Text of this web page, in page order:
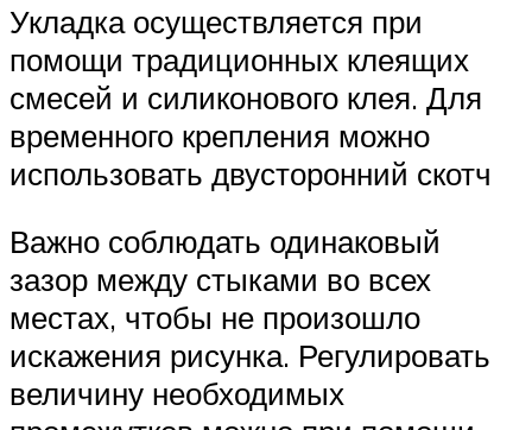
Укладка осуществляется при
помощи традиционных клеящих
смесей и силиконового клея. Для
временного крепления можно
использовать двусторонний скотч
Важно соблюдать одинаковый
зазор между стыками во всех
местах, чтобы не произошло
искажения рисунка. Регулировать
величину необходимых